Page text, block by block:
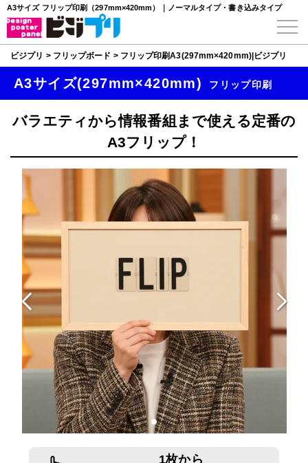
A3サイズ フリップ印刷（297mm×420mm）｜ノーマルタイプ・書き込みタイプ
ビジプリ > フリップボード > フリップ印刷A3(297mm×420mm)|ビジプリ
A3サイズ(297mm×420mm) フリップ印刷
バラエティから情報番組まで使える定番の
A3フリップ！
1枚から